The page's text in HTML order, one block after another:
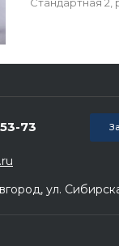
73
ул.